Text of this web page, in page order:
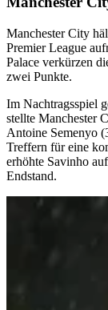
Manchester City
Premier League
Palace verkürzen
zwei Punkte.
Im Nachtragsspiel
stellte Manchester
Antoine Semenyo
Treffern für eine
erhöhte Savinho
Endstand.